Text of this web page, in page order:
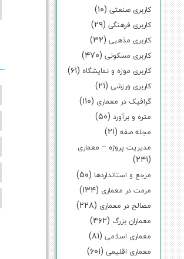
کاربری صنعتی (۱۰)
کاربری فرهنگی (۲۹)
کاربری مذهبی (۳۲)
کاربری مسکونی (۴۷۰)
کاربری موزه و نمایشگاه (۶۱)
کاربری ورزشی (۲۱)
گرافیک در معماری (۱۱۰)
متره و برآورد (۵۰)
مجله صفه (۲۱)
مدیریت پروژه – معماری
(۲۴۱)
مرجع و استانداردها (۵۰)
مرمت در معماری (۱۳۴)
مصالح در معماری (۲۲۸)
معماران بزرگ (۴۶۲)
معماری اسلامی (۸۱)
معماری اقلیمی (۶۰۱)